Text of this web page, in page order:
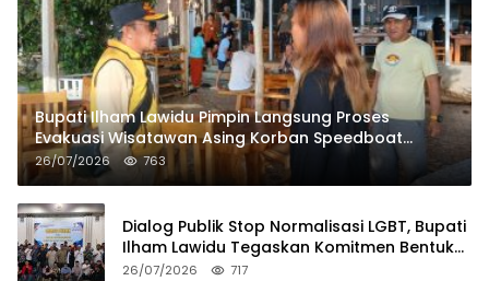
Bupati Ilham Lawidu Pimpin Langsung Proses
Evakuasi Wisatawan Asing Korban Speedboat
Tenggelam
26/07/2026 763
Dialog Publik Stop Normalisasi LGBT, Bupati
Ilham Lawidu Tegaskan Komitmen Bentuk
Tim Khusus Regulasi Daerah
26/07/2026 717